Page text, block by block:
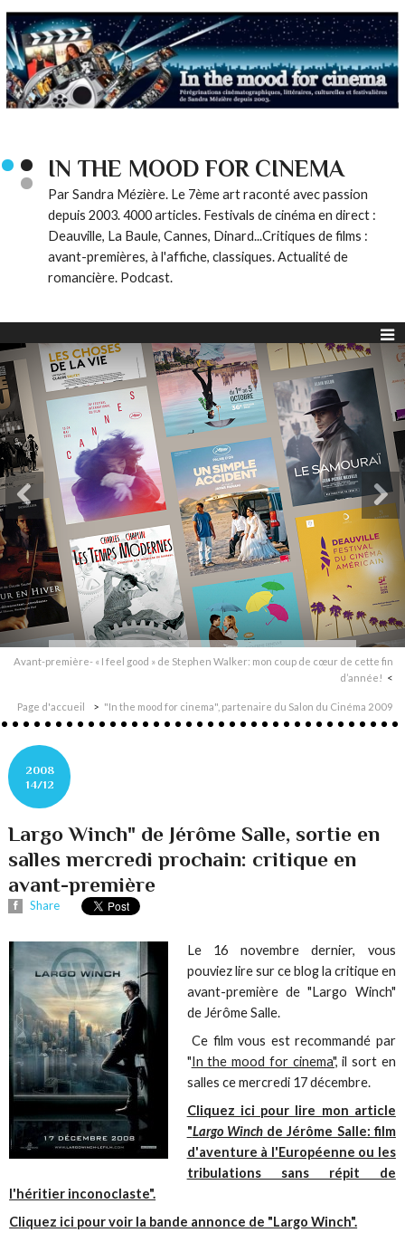
IN THE MOOD FOR CINEMA
Par Sandra Mézière. Le 7ème art raconté avec passion
depuis 2003. 4000 articles. Festivals de cinéma en direct :
Deauville, La Baule, Cannes, Dinard...Critiques de films :
avant-premières, à l'affiche, classiques. Actualité de
romancière. Podcast.
Avant-première- « I feel good » de Stephen Walker: mon coup de cœur de cette fin
d’année!
Page d'accueil "In the mood for cinema", partenaire du Salon du Cinéma 2009
2008
14/12
Largo Winch" de Jérôme Salle, sortie en
salles mercredi prochain: critique en
avant-première
Share
Le 16 novembre dernier, vous
pouviez lire sur ce blog la critique en
avant-première de "Largo Winch"
de Jérôme Salle.
Ce film vous est recommandé par
"In the mood for cinema", il sort en
salles ce mercredi 17 décembre.
Cliquez ici pour lire mon article
"Largo Winchde Jérôme Salle: film
d'aventure à l'Européenne ou les
tribulations sans répit de
l'héritier inconoclaste".
Cliquez ici pour voir la bande annonce de "Largo Winch".